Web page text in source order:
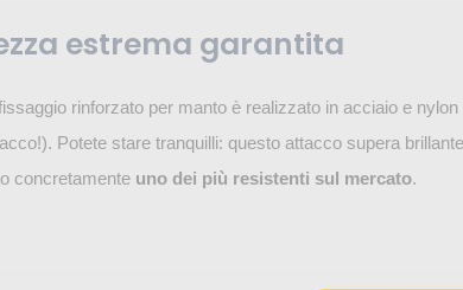
estrema garantita
rinforzato per manto è realizzato in acciaio e
Potete stare tranquilli: questo attacco supera
concretamente uno dei più resistenti sul mercato.